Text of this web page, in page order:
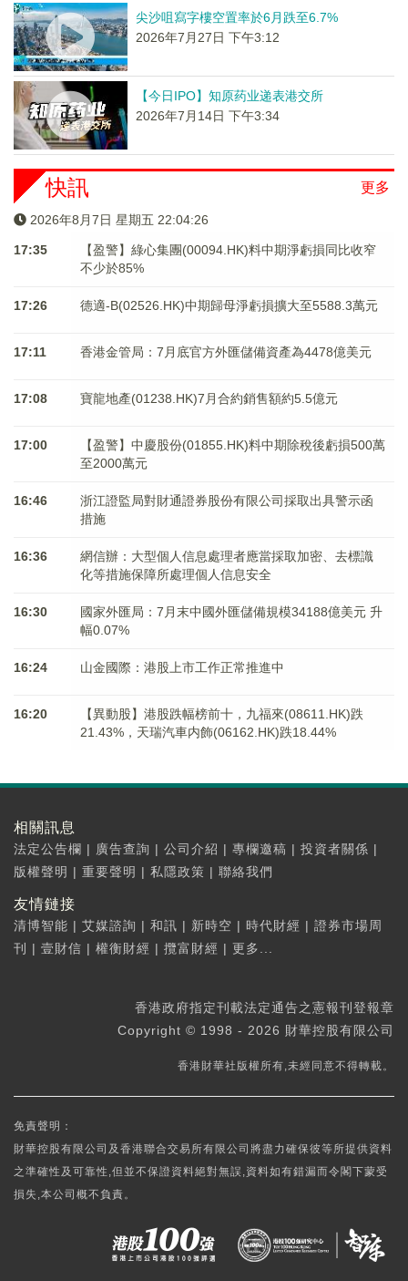
尖沙咀寫字樓空置率於6月跌至6.7%
2026年7月27日 下午3:12
【今日IPO】知原药业递表港交所
2026年7月14日 下午3:34
更多
快訊
2026年8月7日 星期五 22:04:26
17:35
【盈警】綠心集團(00094.HK)料中期淨虧損同比收窄
不少於85%
17:26 德適-B(02526.HK)中期歸母淨虧損擴大至5588.3萬元
17:11 香港金管局：7月底官方外匯儲備資產為4478億美元
17:08 寶龍地產(01238.HK)7月合約銷售額約5.5億元
17:00
【盈警】中慶股份(01855.HK)料中期除稅後虧損500萬
至2000萬元
16:46
浙江證監局對財通證券股份有限公司採取出具警示函
措施
16:36
網信辦：大型個人信息處理者應當採取加密、去標識
化等措施保障所處理個人信息安全
16:30
國家外匯局：7月末中國外匯儲備規模34188億美元 升
幅0.07%
16:24 山金國際：港股上市工作正常推進中
16:20
【異動股】港股跌幅榜前十，九福來(08611.HK)跌
21.43%，天瑞汽車内飾(06162.HK)跌18.44%
相關訊息
法定公告欄 | 廣告查詢 | 公司介紹 | 專欄邀稿 | 投資者關係 |
版權聲明 | 重要聲明 | 私隱政策 | 聯絡我們
友情鏈接
清博智能 | 艾媒諮詢 | 和訊 | 新時空 | 時代財經 | 證券市場周
刊
| 壹財信 | 權衡財經 | 攬富財經 | 更多...
香港政府指定刊載法定通告之憲報刊登報章
Copyright © 1998 - 2026 財華控股有限公司
香港財華社版權所有,未經同意不得轉載。
免責聲明：
財華控股有限公司及香港聯合交易所有限公司將盡力確保彼等所提供資料
之準確性及可靠性,但並不保證資料絕對無誤,資料如有錯漏而令閣下蒙受
損失,本公司概不負責。